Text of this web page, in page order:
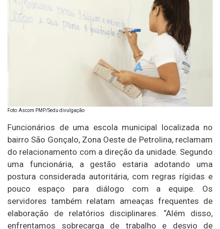
Foto: Ascom PMP/Sedu divulgação
Funcionários de uma escola municipal localizada no
bairro São Gonçalo, Zona Oeste de Petrolina, reclamam
do relacionamento com a direção da unidade. Segundo
uma funcionária, a gestão estaria adotando uma
postura considerada autoritária, com regras rígidas e
pouco espaço para diálogo com a equipe. Os
servidores também relatam ameaças frequentes de
elaboração de relatórios disciplinares. “Além disso,
enfrentamos sobrecarga de trabalho e desvio de